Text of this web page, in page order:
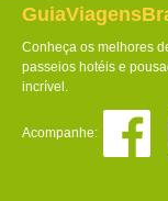
Conheça os melhores
passeios hotéis e
incrível.
Acompanhe: